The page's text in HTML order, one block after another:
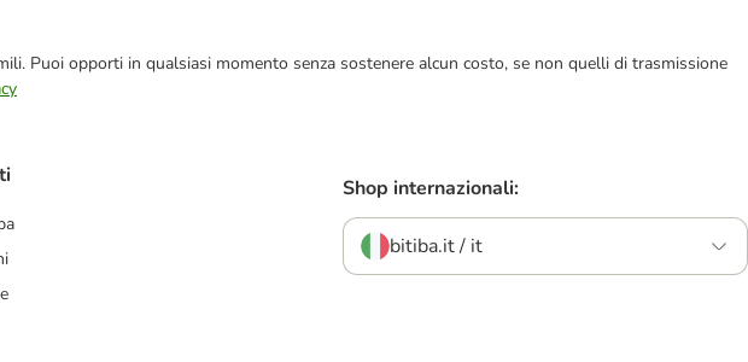
Puoi opporti in qualsiasi momento senza sostenere alcun costo, se non quelli di trasmissione
Shop internazionali:
bitiba.it / it